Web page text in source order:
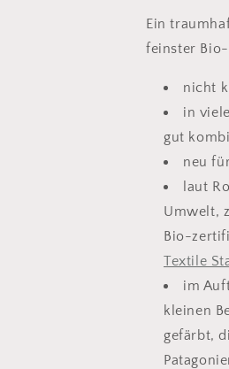
Ein
feinster
nicht
in
gut
neu
laut
Umwelt,
Bio-
Textile
im
kleinen
gefärbt,